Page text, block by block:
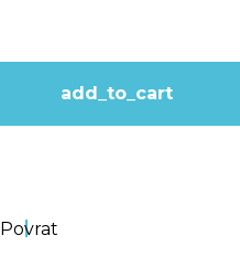
add_to_cart
Povrat